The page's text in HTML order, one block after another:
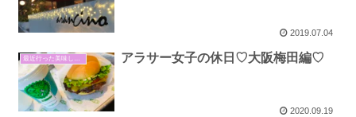
2019.07.04
最近行った美味しいご飯屋さん＆カフェ アラサー女子の休日♡大阪梅田編♡
2020.09.19